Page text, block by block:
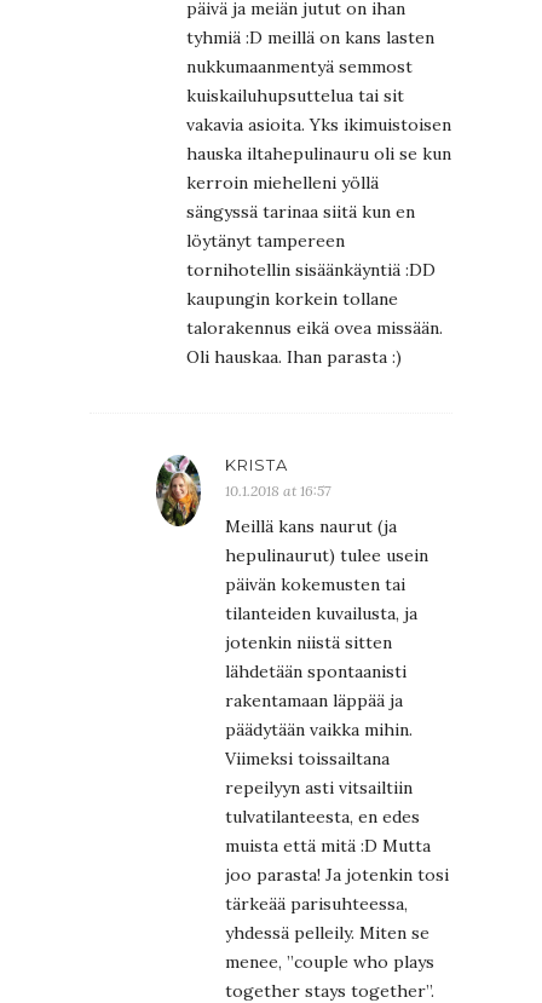
päivä ja meiän jutut on ihan
tyhmiä :D meillä on kans lasten
nukkumaanmentyä semmost
kuiskailuhupsuttelua tai sit
vakavia asioita. Yks ikimuistoisen
hauska iltahepulinauru oli se kun
kerroin miehelleni yöllä
sängyssä tarinaa siitä kun en
löytänyt tampereen
tornihotellin sisäänkäyntiä :DD
kaupungin korkein tollane
talorakennus eikä ovea missään.
Oli hauskaa. Ihan parasta :)
KRISTA
10.1.2018 at 16:57
Meillä kans naurut (ja
hepulinaurut) tulee usein
päivän kokemusten tai
tilanteiden kuvailusta, ja
jotenkin niistä sitten
lähdetään spontaanisti
rakentamaan läppää ja
päädytään vaikka mihin.
Viimeksi toissailtana
repeilyyn asti vitsailtiin
tulvatilanteesta, en edes
muista että mitä :D Mutta
joo parasta! Ja jotenkin tosi
tärkeää parisuhteessa,
yhdessä pelleily. Miten se
menee, ”couple who plays
together stays together”.